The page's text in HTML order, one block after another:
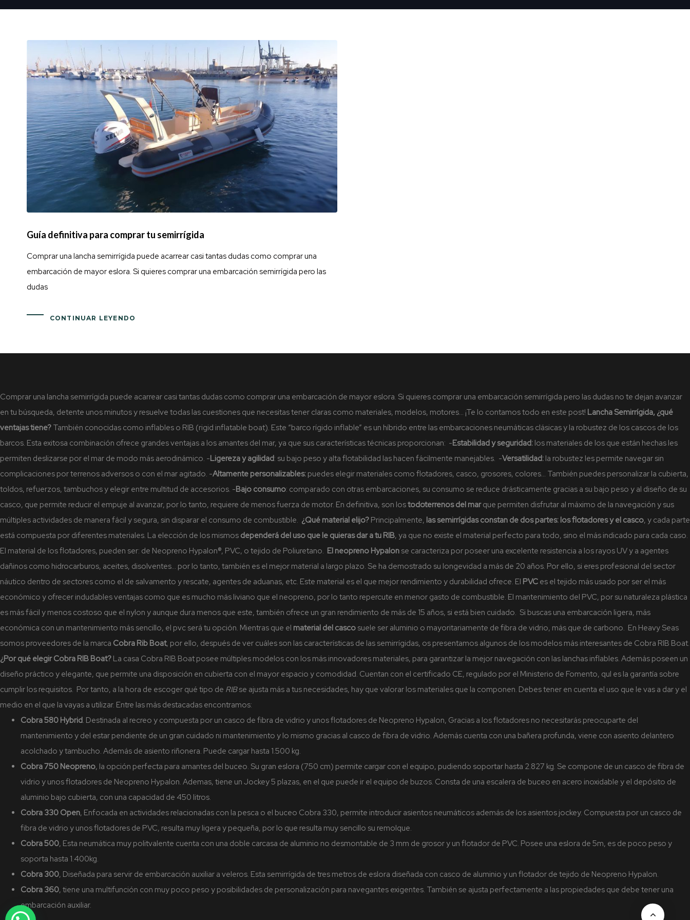
Guía definitiva para comprar tu semirrígida
Comprar una lancha semirrígida puede acarrear casi tantas dudas como comprar una
embarcación de mayor eslora. Si quieres comprar una embarcación semirrígida pero las
dudas
CONTINUAR LEYENDO
Comprar una lancha semirrígida puede acarrear casi tantas dudas como comprar una embarcación de mayor eslora. Si quieres comprar una embarcación semirrígida pero las dudas no te dejan avanzar
en tu búsqueda, detente unos minutos y resuelve todas las cuestiones que necesitas tener claras como materiales, modelos, motores… ¡Te lo contamos todo en este post! Lancha Semirrígida, ¿qué
ventajas tiene? También conocidas como inflables o RIB (rigid inflatable boat). Este “barco rígido inflable” es un híbrido entre las embarcaciones neumáticas clásicas y la robustez de los cascos de los
barcos. Esta exitosa combinación ofrece grandes ventajas a los amantes del mar, ya que sus características técnicas proporcionan: -Estabilidad y seguridad: los materiales de los que están hechas les
permiten deslizarse por el mar de modo más aerodinámico. -Ligereza y agilidad: su bajo peso y alta flotabilidad las hacen fácilmente manejables. -Versatilidad: la robustez les permite navegar sin
complicaciones por terrenos adversos o con el mar agitado. -Altamente personalizables: puedes elegir materiales como flotadores, casco, grosores, colores… También puedes personalizar la cubierta,
toldos, refuerzos, tambuchos y elegir entre multitud de accesorios. -Bajo consumo: comparado con otras embarcaciones, su consumo se reduce drásticamente gracias a su bajo peso y al diseño de su
casco, que permite reducir el empuje al avanzar, por lo tanto, requiere de menos fuerza de motor. En definitiva, son lostodoterrenos del marque permiten disfrutar al máximo de la navegación y sus
múltiples actividades de manera fácil y segura, sin disparar el consumo de combustible. ¿Qué material elijo? Principalmente, las semirrígidas constan de dos partes: los flotadores y el casco, y cada parte
está compuesta por diferentes materiales. La elección de los mismos dependerá del uso que le quieras dar a tu RIB, ya que no existe el material perfecto para todo, sino el más indicado para cada caso.
El material de los flotadores, pueden ser: de Neopreno Hypalon®, PVC, o tejido de Poliuretano. El neopreno Hypalon se caracteriza por poseer una excelente resistencia a los rayos UV y a agentes
dañinos como hidrocarburos, aceites, disolventes… por lo tanto, también es el mejor material a largo plazo. Se ha demostrado su longevidad a más de 20 años. Por ello, si eres profesional del sector
náutico dentro de sectores como el de salvamento y rescate, agentes de aduanas, etc. Este material es el que mejor rendimiento y durabilidad ofrece. El PVC es el tejido más usado por ser el más
económico y ofrecer indudables ventajas como que es mucho más liviano que el neopreno, por lo tanto repercute en menor gasto de combustible. El mantenimiento del PVC, por su naturaleza plástica
es más fácil y menos costoso que el nylon y aunque dura menos que este, también ofrece un gran rendimiento de más de 15 años, si está bien cuidado. Si buscas una embarcación ligera, más
económica con un mantenimiento más sencillo, el pvc será tu opción. Mientras que el material del casco suele ser aluminio o mayoritariamente de fibra de vidrio, más que de carbono. En Heavy Seas
somos proveedores de la marca Cobra Rib Boat, por ello, después de ver cuáles son las características de las semirrígidas, os presentamos algunos de los modelos más interesantes de Cobra RIB Boat.
¿Por qué elegir Cobra RIB Boat? La casa Cobra RIB Boat posee múltiples modelos con los más innovadores materiales, para garantizar la mejor navegación con las lanchas inflables. Además poseen un
diseño práctico y elegante, que permite una disposición en cubierta con el mayor espacio y comodidad. Cuentan con el certificado CE, regulado por el Ministerio de Fomento, qul es la garantía sobre
cumplir los requisitos. Por tanto, a la hora de escoger qué tipo de RIBse ajusta más a tus necesidades, hay que valorar los materiales que la componen. Debes tener en cuenta el uso que le vas a dar y el
medio en el que la vayas a utilizar. Entre las más destacadas encontramos:
Cobra 580 Hybrid. Destinada al recreo y compuesta por un casco de fibra de vidrio y unos flotadores de Neopreno Hypalon, Gracias a los flotadores no necesitarás preocuparte del
mantenimiento y del estar pendiente de un gran cuidado ni mantenimiento y lo mismo gracias al casco de fibra de vidrio. Además cuenta con una bañera profunda, viene con asiento delantero
acolchado y tambucho. Además de asiento riñonera. Puede cargar hasta 1.500 kg.
Cobra 750 Neopreno, la opción perfecta para amantes del buceo. Su gran eslora (750 cm) permite cargar con el equipo, pudiendo soportar hasta 2.827 kg. Se compone de un casco de fibra de
vidrio y unos flotadores de Neopreno Hypalon. Ademas, tiene un Jockey 5 plazas, en el que puede ir el equipo de buzos. Consta de una escalera de buceo en acero inoxidable y el depósito de
aluminio bajo cubierta, con una capacidad de 450 litros.
Cobra 330 Open, Enfocada en actividades relacionadas con la pesca o el buceo Cobra 330, permite introducir asientos neumáticos además de los asientos jockey. Compuesta por un casco de
fibra de vidrio y unos flotadores de PVC, resulta muy ligera y pequeña, por lo que resulta muy sencillo su remolque.
Cobra 500, Esta neumática muy politvalente cuenta con una doble carcasa de aluminio no desmontable de 3 mm de grosor y un flotador de PVC. Posee una eslora de 5m, es de poco peso y
soporta hasta 1.400kg.
Cobra 300, Diseñada para servir de embarcación auxiliar a veleros. Esta semirrígida de tres metros de eslora diseñada con casco de aluminio y un flotador de tejido de Neopreno Hypalon.
Cobra 360, tiene una multifunción con muy poco peso y posibilidades de personalización para navegantes exigentes. También se ajusta perfectamente a las propiedades que debe tener una
embarcación auxiliar.